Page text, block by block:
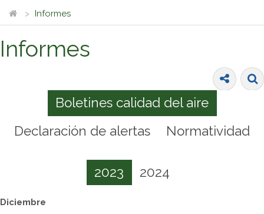
Informes
Informes
Boletines calidad del aire
Declaración de alertas
Normatividad
2023 2024
Diciembre